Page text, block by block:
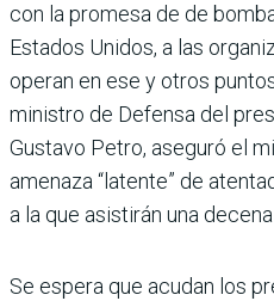
con la promesa de de
Estados Unidos, a las
operan en ese y otros
ministro de Defensa del
Gustavo Petro, aseguró el
amenaza “latente” de
a la que asistirán una
Se espera que acudan los